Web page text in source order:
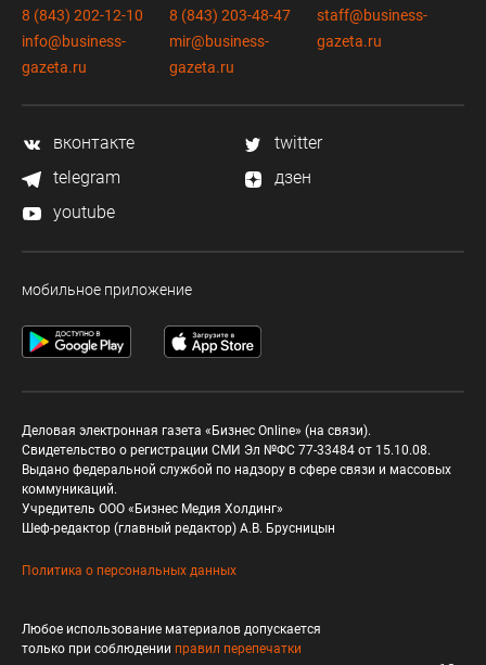
8 (843) 202-12-10
info@business-
gazeta.ru
8 (843) 203-48-47
mir@business-
gazeta.ru
staff@business-
gazeta.ru
вконтакте
twitter
telegram
дзен
youtube
мобильное приложение
Деловая электронная газета «Бизнес Online» (на связи).
Свидетельство о регистрации СМИ Эл №ФС 77-33484 от 15.10.08.
Выдано федеральной службой по надзору в сфере связи и массовых
коммуникаций.
Учредитель ООО «Бизнес Медия Холдинг»
Шеф-редактор (главный редактор) А.В. Брусницын
Политика о персональных данных
Любое использование материалов допускается
только при соблюдении правил перепечатки